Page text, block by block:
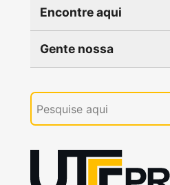
Encontre aqui
Gente nossa